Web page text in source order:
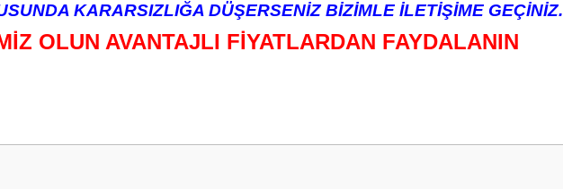
KARARSIZLIĞA DÜŞERSENİZ BİZİMLE İLETİŞİME GEÇİNİZ.
OLUN AVANTAJLI FİYATLARDAN FAYDALANIN